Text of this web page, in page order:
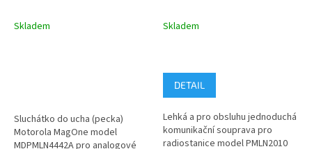
Skladem
Sluchátko do ucha (pecka)
Motorola MagOne model
MDPMLN4442A pro analogové
Skladem
DETAIL
Lehká a pro obsluhu jednoduchá
komunikační souprava pro
radiostanice model PMLN2010